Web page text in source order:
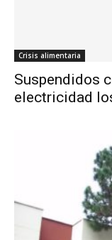
Crisis alimentaria
Suspendidos
electricidad